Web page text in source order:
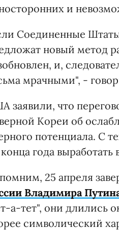
и
Соединенные
новый метод
и,
мрачными", -
заявили, что
Кореи об
потенциала. С
года
25 апреля
Владимира
а-тет", они длились
символический